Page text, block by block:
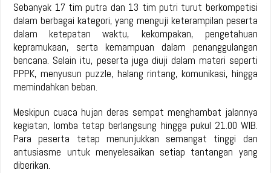
Sebanyak 17 tim putra dan 13 tim putri turut berkompetisi
dalam berbagai kategori, yang menguji keterampilan peserta
dalam ketepatan waktu, kekompakan, pengetahuan
kepramukaan, serta kemampuan dalam penanggulangan
bencana. Selain itu, peserta juga diuji dalam materi seperti
PPPK, menyusun puzzle, halang rintang, komunikasi, hingga
memindahkan beban.
Meskipun cuaca hujan deras sempat menghambat jalannya
kegiatan, lomba tetap berlangsung hingga pukul 21.00 WIB.
Para peserta tetap menunjukkan semangat tinggi dan
antusiasme untuk menyelesaikan setiap tantangan yang
diberikan.